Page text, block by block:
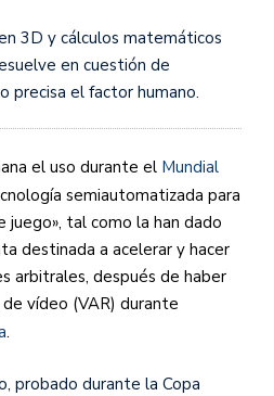
3D y cálculos matemáticos
en cuestión de
precisa el factor humano.
el uso durante el Mundial
semiautomatizada para
tal como la han dado
destinada a acelerar y hacer
arbitrales, después de haber
vídeo (VAR) durante
.
probado durante la Copa